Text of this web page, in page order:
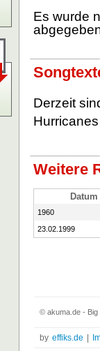
Es wurde
Derzeit
Weitere
Datum
1960
23.02.1999
© akuma.de - Big
by effiks.de